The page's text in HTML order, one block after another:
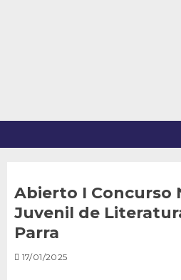
Abierto I Concurso
Juvenil de
Parra
17/01/2025